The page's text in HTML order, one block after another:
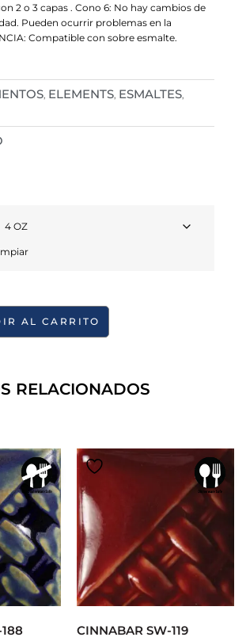
2 o 3 capas . Cono 6: No hay cambios de
Pueden ocurrir problemas en la
Compatible con sobre esmalte.
, ELEMENTS, ESMALTES,
AL CARRITO
RELACIONADOS
CINNABAR SW-119